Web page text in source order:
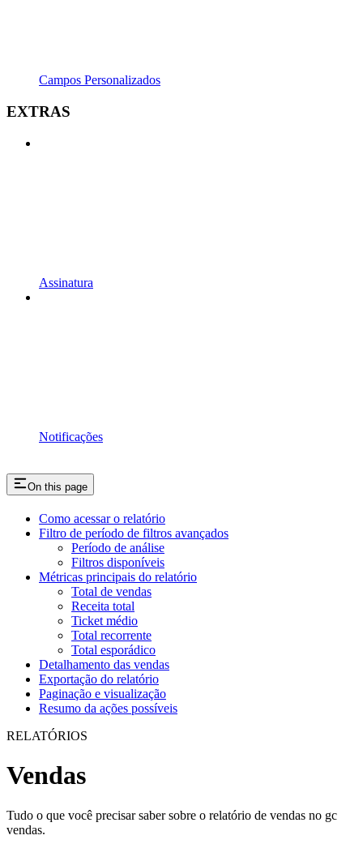
Campos Personalizados
EXTRAS
Assinatura
Notificações
On this page
Como acessar o relatório
Filtro de período de filtros avançados
Período de análise
Filtros disponíveis
Métricas principais do relatório
Total de vendas
Receita total
Ticket médio
Total recorrente
Total esporádico
Detalhamento das vendas
Exportação do relatório
Paginação e visualização
Resumo da ações possíveis
RELATÓRIOS
Vendas
Tudo o que você precisar saber sobre o relatório de vendas no gc
vendas.